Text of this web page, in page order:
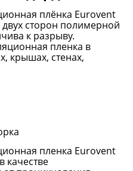
плёнка Eurovent
двух сторон полимерной
к разрыву.
пленка в
крышах, стенах,
пленка Eurovent
качестве